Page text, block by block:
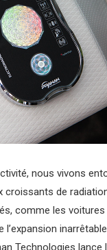
nous vivons
croissants de
comme les
l’expansion
Technologies lance